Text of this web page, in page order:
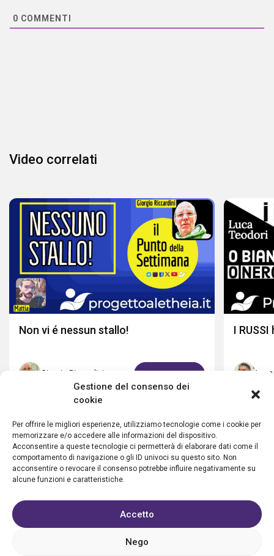
Gestione del consenso dei
cookie
Per offrire le migliori esperienze, utilizziamo tecnologie come i cookie per
memorizzare e/o accedere alle informazioni del dispositivo.
Acconsentire a queste tecnologie ci permetterà di elaborare dati come il
comportamento di navigazione o gli ID univoci su questo sito. Non
acconsentire o revocare il consenso potrebbe influire negativamente su
alcune funzioni e caratteristiche.
Accetto
Nego
0 COMMENTI
Video correlati
Non vi é nessun stallo!
Giorgio Riccardini
I
Privacy policy
Registrazione struttura